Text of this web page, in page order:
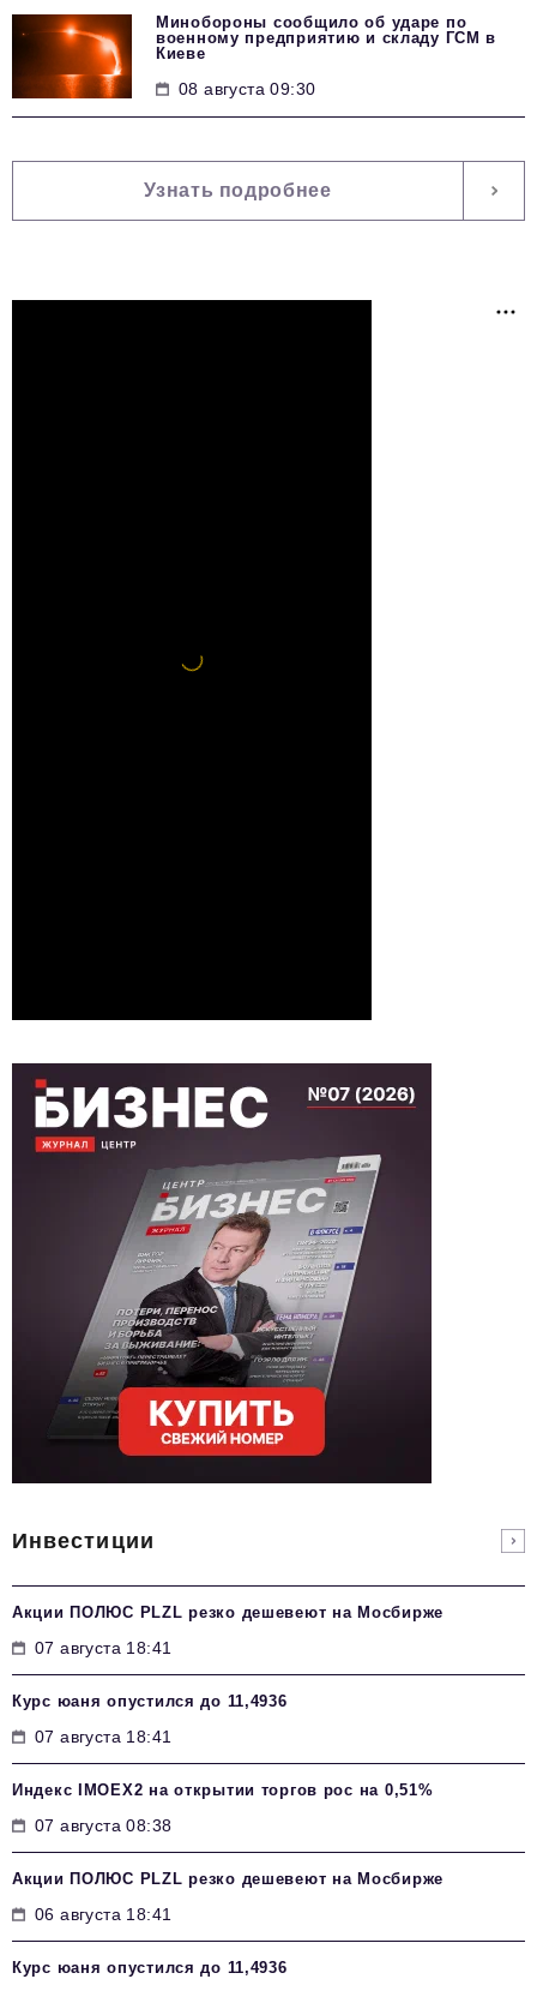
Минобороны сообщило об ударе по
военному предприятию и складу ГСМ в
Киеве
08 августа 09:30
Узнать подробнее
Инвестиции
Акции ПОЛЮС PLZL резко дешевеют на Мосбирже
07 августа 18:41
Курс юаня опустился до 11,4936
07 августа 18:41
Индекс IMOEX2 на открытии торгов рос на 0,51%
07 августа 08:38
Акции ПОЛЮС PLZL резко дешевеют на Мосбирже
06 августа 18:41
Курс юаня опустился до 11,4936